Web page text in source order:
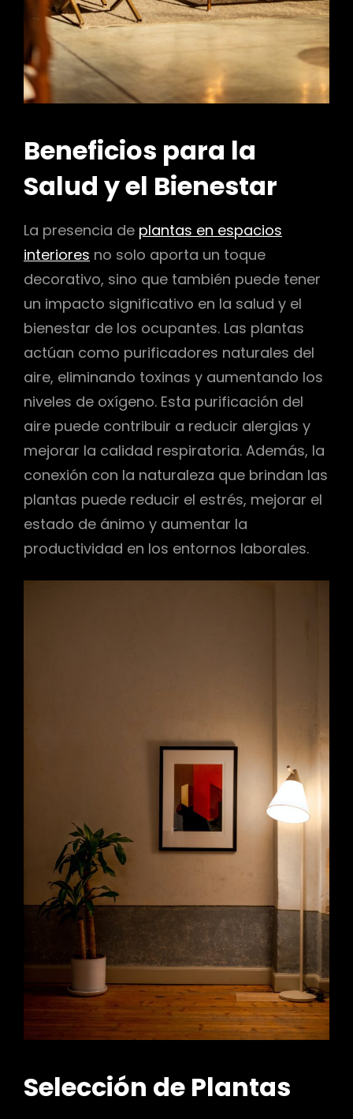
Beneficios para la
Salud y el Bienestar
La presencia de plantas en espacios
interiores no solo aporta un toque
decorativo, sino que también puede tener
un impacto significativo en la salud y el
bienestar de los ocupantes. Las plantas
actúan como purificadores naturales del
aire, eliminando toxinas y aumentando los
niveles de oxígeno. Esta purificación del
aire puede contribuir a reducir alergias y
mejorar la calidad respiratoria. Además, la
conexión con la naturaleza que brindan las
plantas puede reducir el estrés, mejorar el
estado de ánimo y aumentar la
productividad en los entornos laborales.
Selección de Plantas